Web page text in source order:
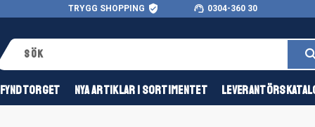
TRYGG SHOPPING verified_user support_agent 0304-360 30
FYNDTORGET NYA ARTIKLAR I SORTIMENTET